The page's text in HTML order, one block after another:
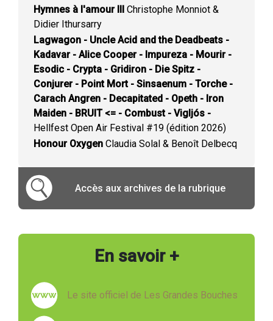
Hymnes à l'amour III Christophe Monniot &
Didier Ithursarry
Lagwagon - Uncle Acid and the Deadbeats -
Kadavar - Alice Cooper - Impureza - Mourir -
Esodic - Crypta - Gridiron - Die Spitz -
Conjurer - Point Mort - Sinsaenum - Torche -
Carach Angren - Decapitated - Opeth - Iron
Maiden - BRUIT <= - Combust - Vigljós -
Hellfest Open Air Festival #19 (édition 2026)
Honour Oxygen Claudia Solal & Benoît Delbecq
Accès aux archives de la rubrique
En savoir +
Le site officiel de Les Grandes Bouches